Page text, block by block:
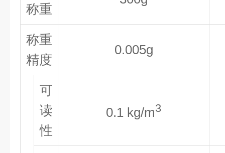
称重
称重
精度
0.005g
可
读
性
0.1 kg/m3